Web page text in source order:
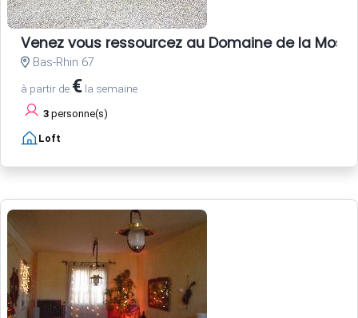
Venez vous ressourcez au Domaine de la
Bas-Rhin 67
à partir de € la semaine
3 personne(s)
Loft